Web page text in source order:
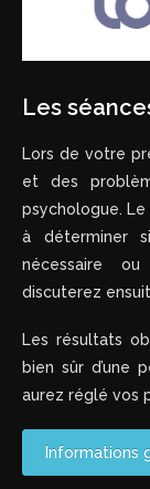
Les
Lors de votre
et des
psychologue.
à déterminer
nécessaire
discuterez
Les résultats
bien sûr d’une
aurez réglé vos
Informations